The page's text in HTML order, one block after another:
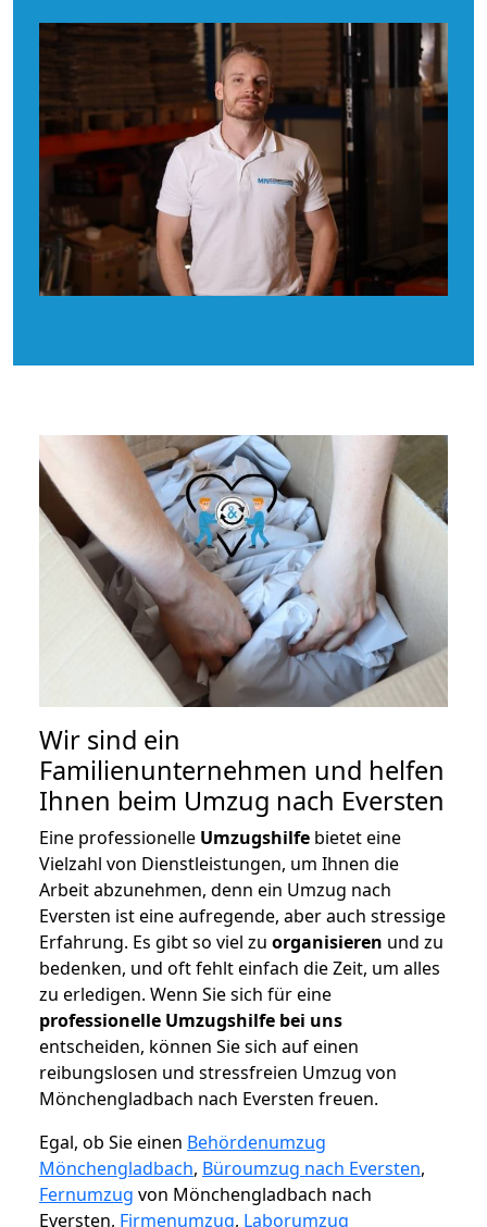
Wir sind ein
Familienunternehmen und helfen
Ihnen beim Umzug nach Eversten
Eine professionelle Umzugshilfe bietet eine
Vielzahl von Dienstleistungen, um Ihnen die
Arbeit abzunehmen, denn ein Umzug nach
Eversten ist eine aufregende, aber auch stressige
Erfahrung. Es gibt so viel zu organisieren und zu
bedenken, und oft fehlt einfach die Zeit, um alles
zu erledigen. Wenn Sie sich für eine
professionelle Umzugshilfe bei uns
entscheiden, können Sie sich auf einen
reibungslosen und stressfreien Umzug von
Mönchengladbach nach Eversten freuen.
Egal, ob Sie einen Behördenumzug
Mönchengladbach, Büroumzug nach Eversten,
Fernumzug von Mönchengladbach nach
Eversten, Firmenumzug, Laborumzug